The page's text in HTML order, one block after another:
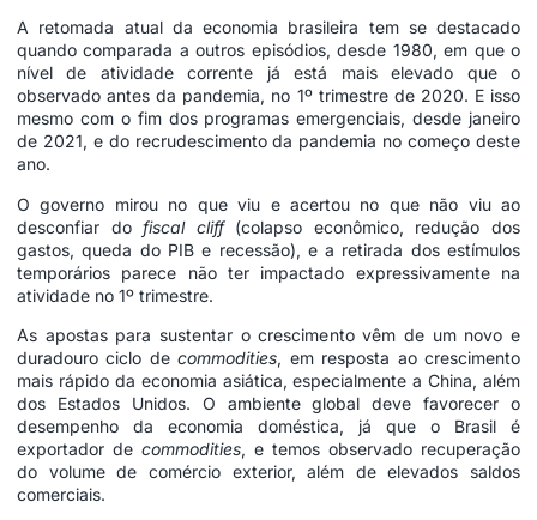
A retomada atual da economia brasileira tem se destacado
quando comparada a outros episódios, desde 1980, em que o
nível de atividade corrente já está mais elevado que o
observado antes da pandemia, no 1º trimestre de 2020. E isso
mesmo com o fim dos programas emergenciais, desde janeiro
de 2021, e do recrudescimento da pandemia no começo deste
ano.
O governo mirou no que viu e acertou no que não viu ao
desconfiar dofiscal cliff (colapso econômico, redução dos
gastos, queda do PIB e recessão), e a retirada dos estímulos
temporários parece não ter impactado expressivamente na
atividade no 1º trimestre.
As apostas para sustentar o crescimento vêm de um novo e
duradouro ciclo decommodities, em resposta ao crescimento
mais rápido da economia asiática, especialmente a China, além
dos Estados Unidos. O ambiente global deve favorecer o
desempenho da economia doméstica, já que o Brasil é
exportador de commodities, e temos observado recuperação
do volume de comércio exterior, além de elevados saldos
comerciais.